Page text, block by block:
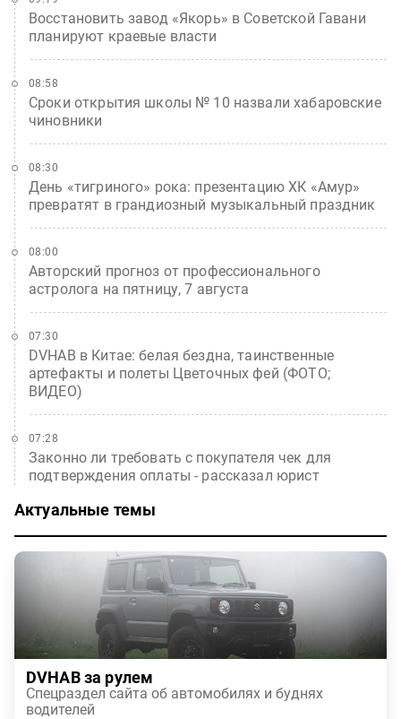
Восстановить завод «Якорь» в Советской Гавани
планируют краевые власти
Сроки открытия школы № 10 назвали хабаровские
чиновники
08:58
День «тигриного» рока: презентацию ХК «Амур»
превратят в грандиозный музыкальный праздник
08:30
Авторский прогноз от профессионального
астролога на пятницу, 7 августа
08:00
DVHAB в Китае: белая бездна, таинственные
артефакты и полеты Цветочных фей (ФОТО;
ВИДЕО)
07:30
Законно ли требовать с покупателя чек для
подтверждения оплаты - рассказал юрист
07:28
Актуальные темы
DVHAB за рулем
Спецраздел сайта об автомобилях и буднях
водителей